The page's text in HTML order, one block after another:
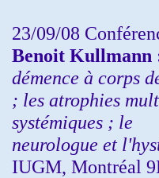
23/09/08
Benoit Kullmann
démence à corps
; les atrophies
systémiques ; le
neurologue et
IUGM, Montréal